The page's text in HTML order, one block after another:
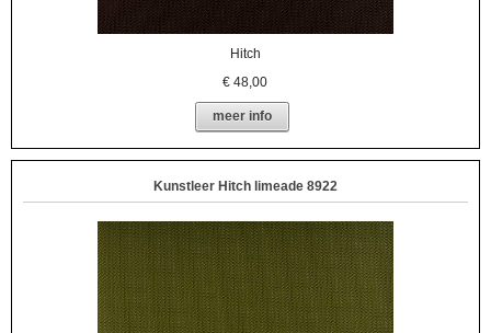
Hitch
€48,00
meer info
Kunstleer Hitch limeade 8922